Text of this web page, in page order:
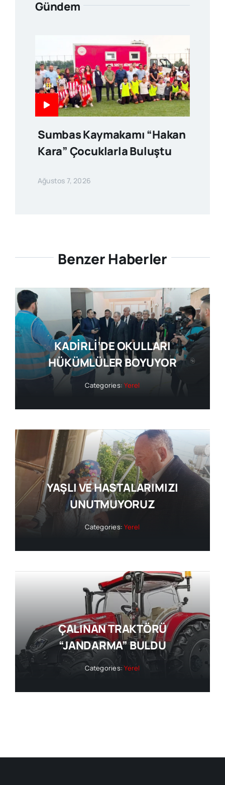
Gündem
Sumbas Kaymakamı “Hakan
Kara” Çocuklarla Buluştu
Ağustos 7, 2026
Benzer Haberler
KADİRLİ’DE OKULLARI
HÜKÜMLÜLER BOYUYOR
Categories:Yerel
YAŞLI VE HASTALARIMIZI
UNUTMUYORUZ
Categories:Yerel
ÇALINAN TRAKTÖRÜ
“JANDARMA” BULDU
Categories:Yerel